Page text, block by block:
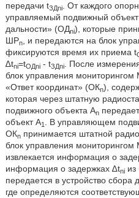
передачи tЗДni. От каждого
управляемый подвижный
дальности» (ОДni), которые
ШРn, и передаются на блок
фиксируются время их приема t
∆tni=tОДni- tЗДni. После
блок управления мониторингом
«Ответ координат» (ОКn),
которая через штатную
подвижного объекта Аn
объект А1 . В управляющем
ОКnпринимается штатной
блок управления мониторингом
извлекается информация о
информация о задержках ∆tniиз
передается в устройство
где определяются